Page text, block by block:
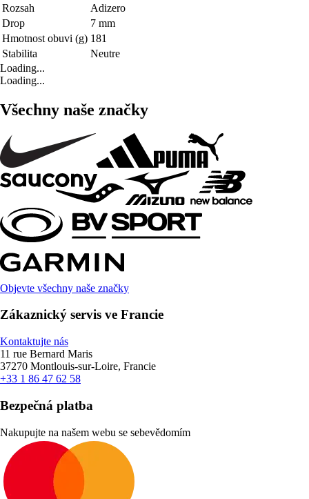
Rozsah
Adizero
Drop
7 mm
Hmotnost obuvi (g) 181
Stabilita
Neutre
Loading...
Loading...
Všechny naše značky
Objevte všechny naše značky
Zákaznický servis ve Francie
Kontaktujte nás
11 rue Bernard Maris
37270 Montlouis-sur-Loire, Francie
+33 1 86 47 62 58
Bezpečná platba
Nakupujte na našem webu se sebevědomím